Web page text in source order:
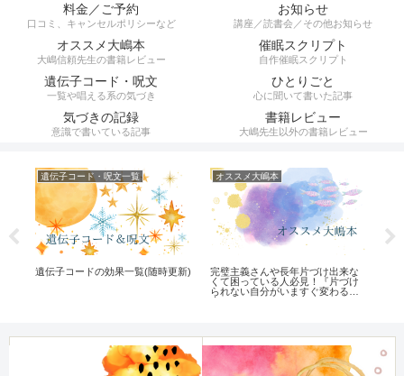
料金／ご予約
口コミ、キャンセルポリシーなど
お知らせ
講座／読書会／その他お知らせ
オススメ大嶋本
大嶋信頼先生の書籍レビュー
催眠スクリプト
自作催眠スクリプト
遺伝子コード・呪文
一覧や唱える系の気づき
ひとりごと
心に聞いて書いた記事
気づきの記録
意識で書いている記事
書籍レビュー
大嶋先生以外の書籍レビュー
遺伝子コード・呪文一覧
遺伝子コードの効果一覧(随時更新)
オススメ大嶋本
完璧主義さんや長年片づけ出来な
くて困っている人必見！『片づけ
られない自分がいますぐ変わる